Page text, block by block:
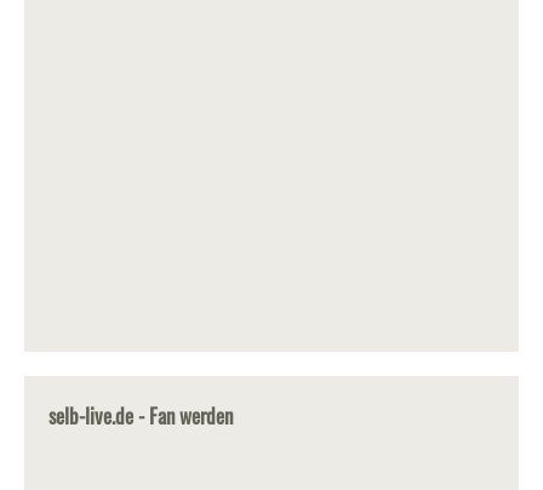
selb-live.de - Fan werden